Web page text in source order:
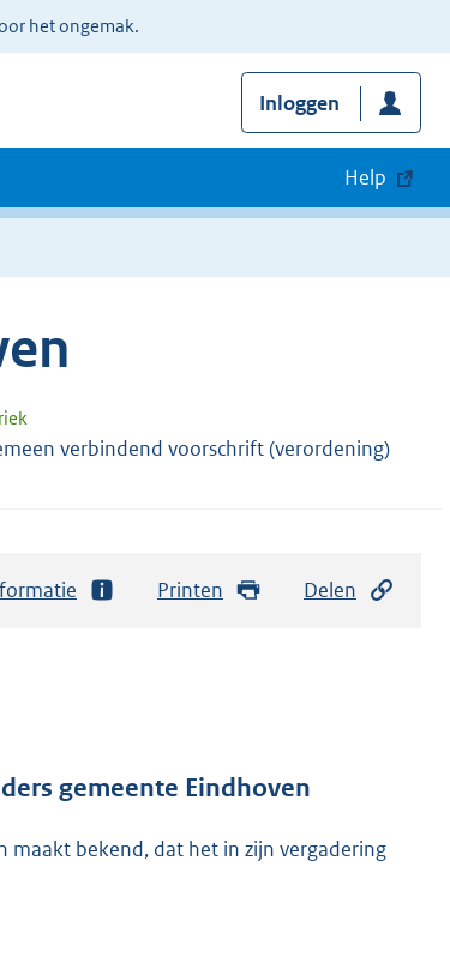
het ongemak.
Inloggen
Help
verbindend voorschrift (verordening)
Printen Delen
gemeente Eindhoven
maakt bekend, dat het in zijn vergadering